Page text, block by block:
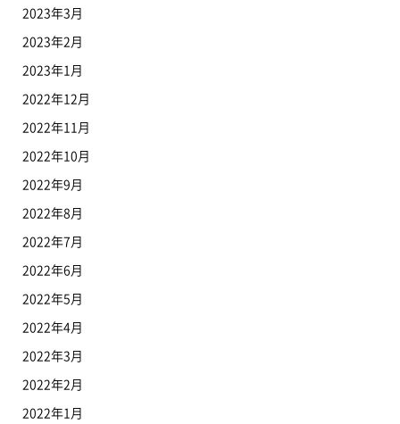
2023年3月
2023年2月
2023年1月
2022年12月
2022年11月
2022年10月
2022年9月
2022年8月
2022年7月
2022年6月
2022年5月
2022年4月
2022年3月
2022年2月
2022年1月